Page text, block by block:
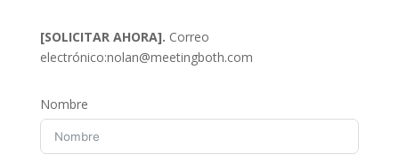
[SOLICITAR AHORA]. Correo
electrónico:nolan@meetingboth.com
Nombre